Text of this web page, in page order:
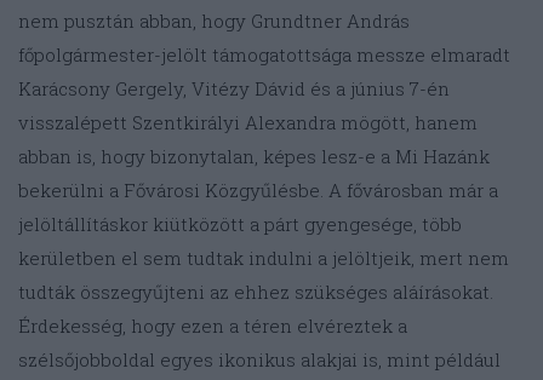
nem pusztán abban, hogy Grundtner András
főpolgármester-jelölt támogatottsága messze elmaradt
Karácsony Gergely, Vitézy Dávid és a június 7-én
visszalépett Szentkirályi Alexandra mögött, hanem
abban is, hogy bizonytalan, képes lesz-e a Mi Hazánk
bekerülni a Fővárosi Közgyűlésbe. A fővárosban már a
jelöltállításkor kiütközött a párt gyengesége, több
kerületben el sem tudtak indulni a jelöltjeik, mert nem
tudták összegyűjteni az ehhez szükséges aláírásokat.
Érdekesség, hogy ezen a téren elvéreztek a
szélsőjobboldal egyes ikonikus alakjai is, mint például